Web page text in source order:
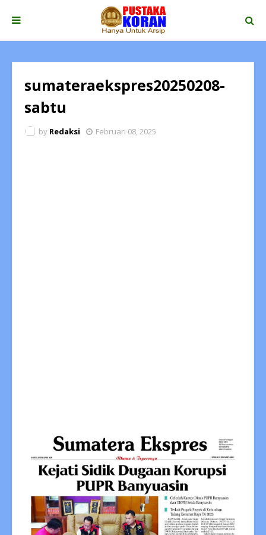
sumateraekspres20250208-
sabtu
by Redaksi Februari 08, 2025